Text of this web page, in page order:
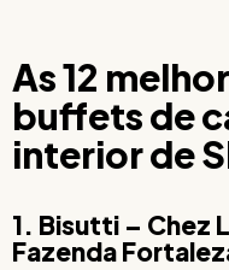
As 12
buffets de
interior de
1. Bisutti – Chez
Fazenda